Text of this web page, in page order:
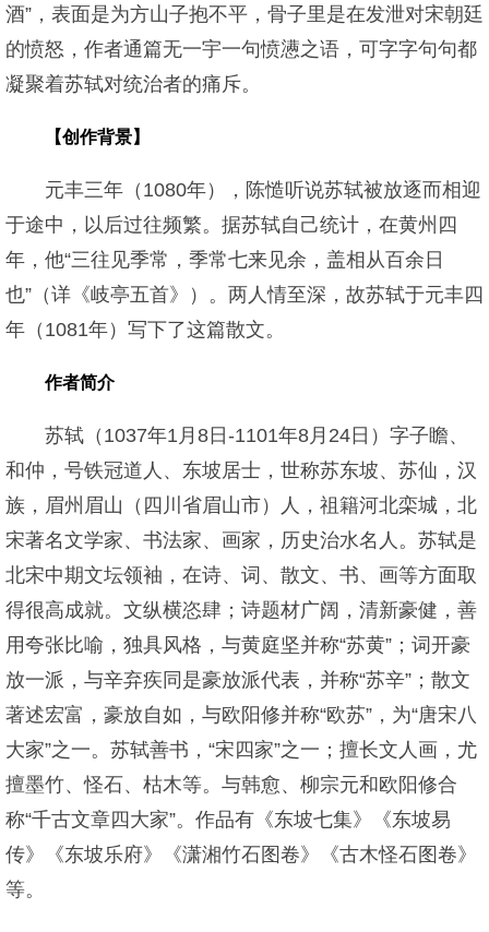
酒”，表面是为方山子抱不平，骨子里是在发泄对宋朝廷
的愤怒，作者通篇无一宇一句愤懑之语，可字字句句都
凝聚着苏轼对统治者的痛斥。
【创作背景】
元丰三年（1080年），陈慥听说苏轼被放逐而相迎
于途中，以后过往频繁。据苏轼自己统计，在黄州四
年，他“三往见季常，季常七来见余，盖相从百余日
也”（详《岐亭五首》）。两人情至深，故苏轼于元丰四
年（1081年）写下了这篇散文。
作者简介
苏轼（1037年1月8日-1101年8月24日）字子瞻、
和仲，号铁冠道人、东坡居士，世称苏东坡、苏仙，汉
族，眉州眉山（四川省眉山市）人，祖籍河北栾城，北
宋著名文学家、书法家、画家，历史治水名人。苏轼是
北宋中期文坛领袖，在诗、词、散文、书、画等方面取
得很高成就。文纵横恣肆；诗题材广阔，清新豪健，善
用夸张比喻，独具风格，与黄庭坚并称“苏黄”；词开豪
放一派，与辛弃疾同是豪放派代表，并称“苏辛”；散文
著述宏富，豪放自如，与欧阳修并称“欧苏”，为“唐宋八
大家”之一。苏轼善书，“宋四家”之一；擅长文人画，尤
擅墨竹、怪石、枯木等。与韩愈、柳宗元和欧阳修合
称“千古文章四大家”。作品有《东坡七集》《东坡易
传》《东坡乐府》《潇湘竹石图卷》《古木怪石图卷》
等。